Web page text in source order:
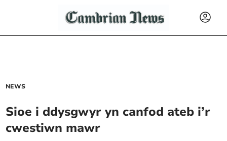
NEWS
Sioe i ddysgwyr yn canfod ateb i’r
cwestiwn mawr